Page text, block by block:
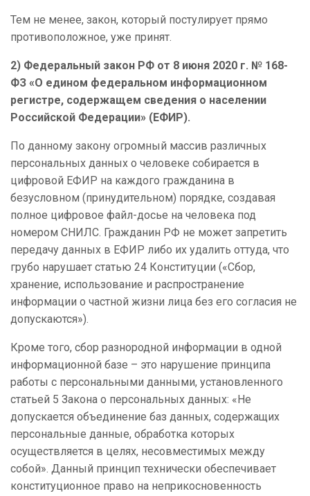
Тем не менее, закон, который постулирует прямо
противоположное, уже принят.
2) Федеральный закон РФ от 8 июня 2020 г. № 168-
ФЗ «О едином федеральном информационном
регистре, содержащем сведения о населении
Российской Федерации» (ЕФИР).
По данному закону огромный массив различных
персональных данных о человеке собирается в
цифровой ЕФИР на каждого гражданина в
безусловном (принудительном) порядке, создавая
полное цифровое файл-досье на человека под
номером СНИЛС. Гражданин РФ не может запретить
передачу данных в ЕФИР либо их удалить оттуда, что
грубо нарушает статью 24 Конституции («Сбор,
хранение, использование и распространение
информации о частной жизни лица без его согласия не
допускаются»).
Кроме того, сбор разнородной информации в одной
информационной базе – это нарушение принципа
работы с персональными данными, установленного
статьей 5 Закона о персональных данных: «Не
допускается объединение баз данных, содержащих
персональные данные, обработка которых
осуществляется в целях, несовместимых между
собой». Данный принцип технически обеспечивает
конституционное право на неприкосновенность